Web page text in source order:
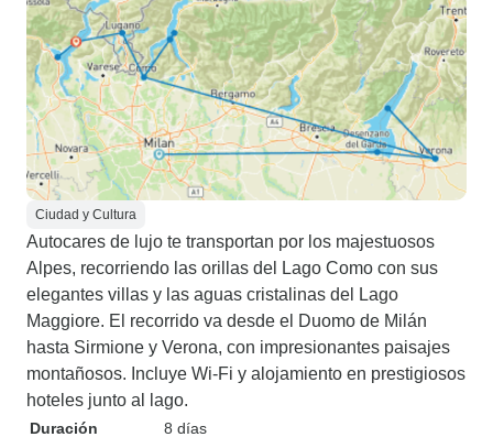
Ciudad y Cultura
Autocares de lujo te transportan por los majestuosos
Alpes, recorriendo las orillas del Lago Como con sus
elegantes villas y las aguas cristalinas del Lago
Maggiore. El recorrido va desde el Duomo de Milán
hasta Sirmione y Verona, con impresionantes paisajes
montañosos. Incluye Wi-Fi y alojamiento en prestigiosos
hoteles junto al lago.
Duración
8 días